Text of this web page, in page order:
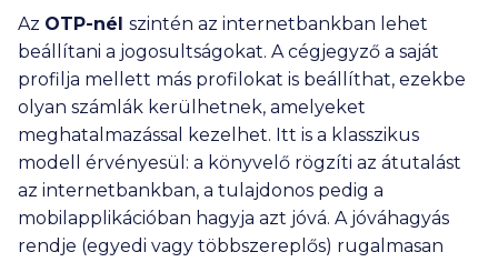
Az OTP-nél szintén az internetbankban lehet
beállítani a jogosultságokat. A cégjegyző a saját
profilja mellett más profilokat is beállíthat, ezekbe
olyan számlák kerülhetnek, amelyeket
meghatalmazással kezelhet. Itt is a klasszikus
modell érvényesül: a könyvelő rögzíti az átutalást
az internetbankban, a tulajdonos pedig a
mobilapplikációban hagyja azt jóvá. A jóváhagyás
rendje (egyedi vagy többszereplős) rugalmasan